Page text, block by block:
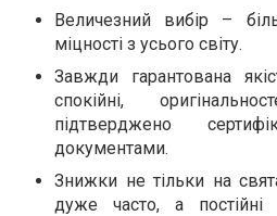
Величезний вибір –
міцності з усього світу.
Завжди гарантована
спокійні,
підтверджено
документами.
Знижки не тільки на
дуже часто, а